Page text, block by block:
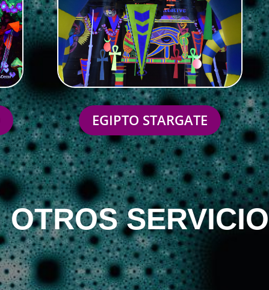
EGIPTO STARGATE
OTROS